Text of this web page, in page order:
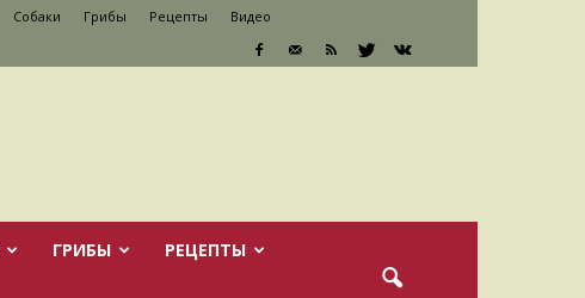
Cобаки Грибы Рецепты Видео
ГРИБЫ РЕЦЕПТЫ